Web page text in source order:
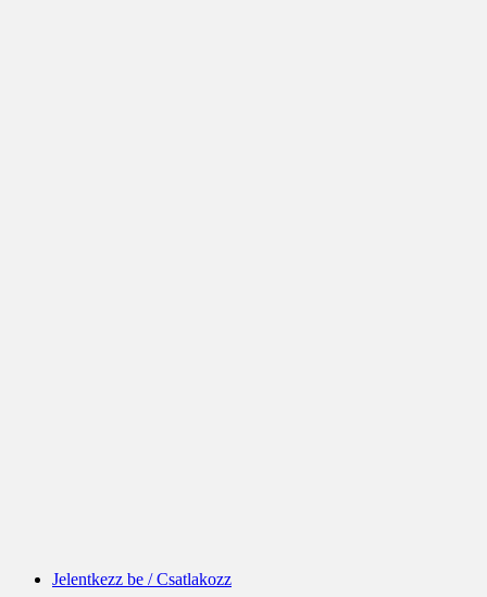
Jelentkezz be / Csatlakozz